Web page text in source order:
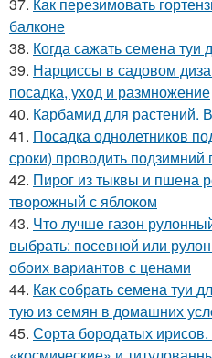
балконе
38. Когда сажать семена
39. Нарциссы в садовом
посадка, уход и размножение
40. Карбамид для растений.
41. Посадка однолетников
сроки) проводить подзимний
42. Пирог из тыквы и пшена
творожный с яблоком
43. Что лучше газон
выбрать: посевной или
обоих вариантов с ценами
44. Как собрать семена туи
тую из семян в домашних
45. Сорта бородатых